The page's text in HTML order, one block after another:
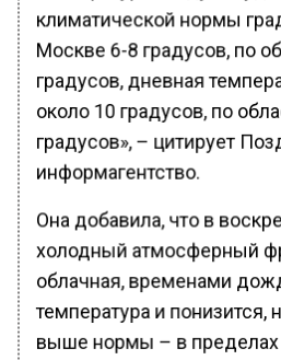
климатической нормы
Москве 6-8 градусов, по
градусов, дневная
около 10 градусов, по
градусов», – цитирует
информагентство.
Она добавила, что в
холодный атмосферный
облачная, временами
температура и понизится,
выше нормы – в пределах